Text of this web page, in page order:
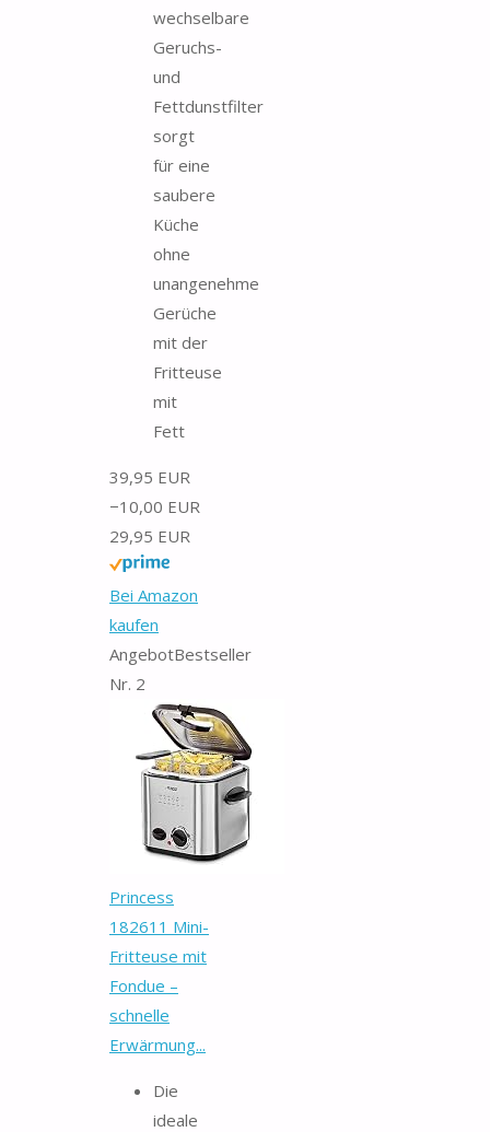
wechselbare
Geruchs-
und
Fettdunstfilter
sorgt
für eine
saubere
Küche
ohne
unangenehme
Gerüche
mit der
Fritteuse
mit
Fett
39,95 EUR
−10,00 EUR
29,95 EUR
Bei Amazon
kaufen
AngebotBestseller
Nr. 2
Princess
182611 Mini-
Fritteuse mit
Fondue –
schnelle
Erwärmung...
Die
ideale